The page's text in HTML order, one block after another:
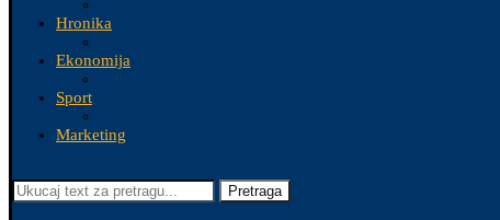
Hronika
Ekonomija
Sport
Marketing
Pretraga